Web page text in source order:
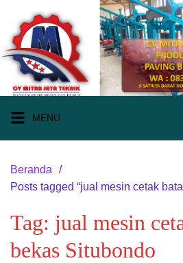
konten
MENU
Beranda
Posts tagged “jual mesin cetak
Tag: jual mesin
bekas Situbondo